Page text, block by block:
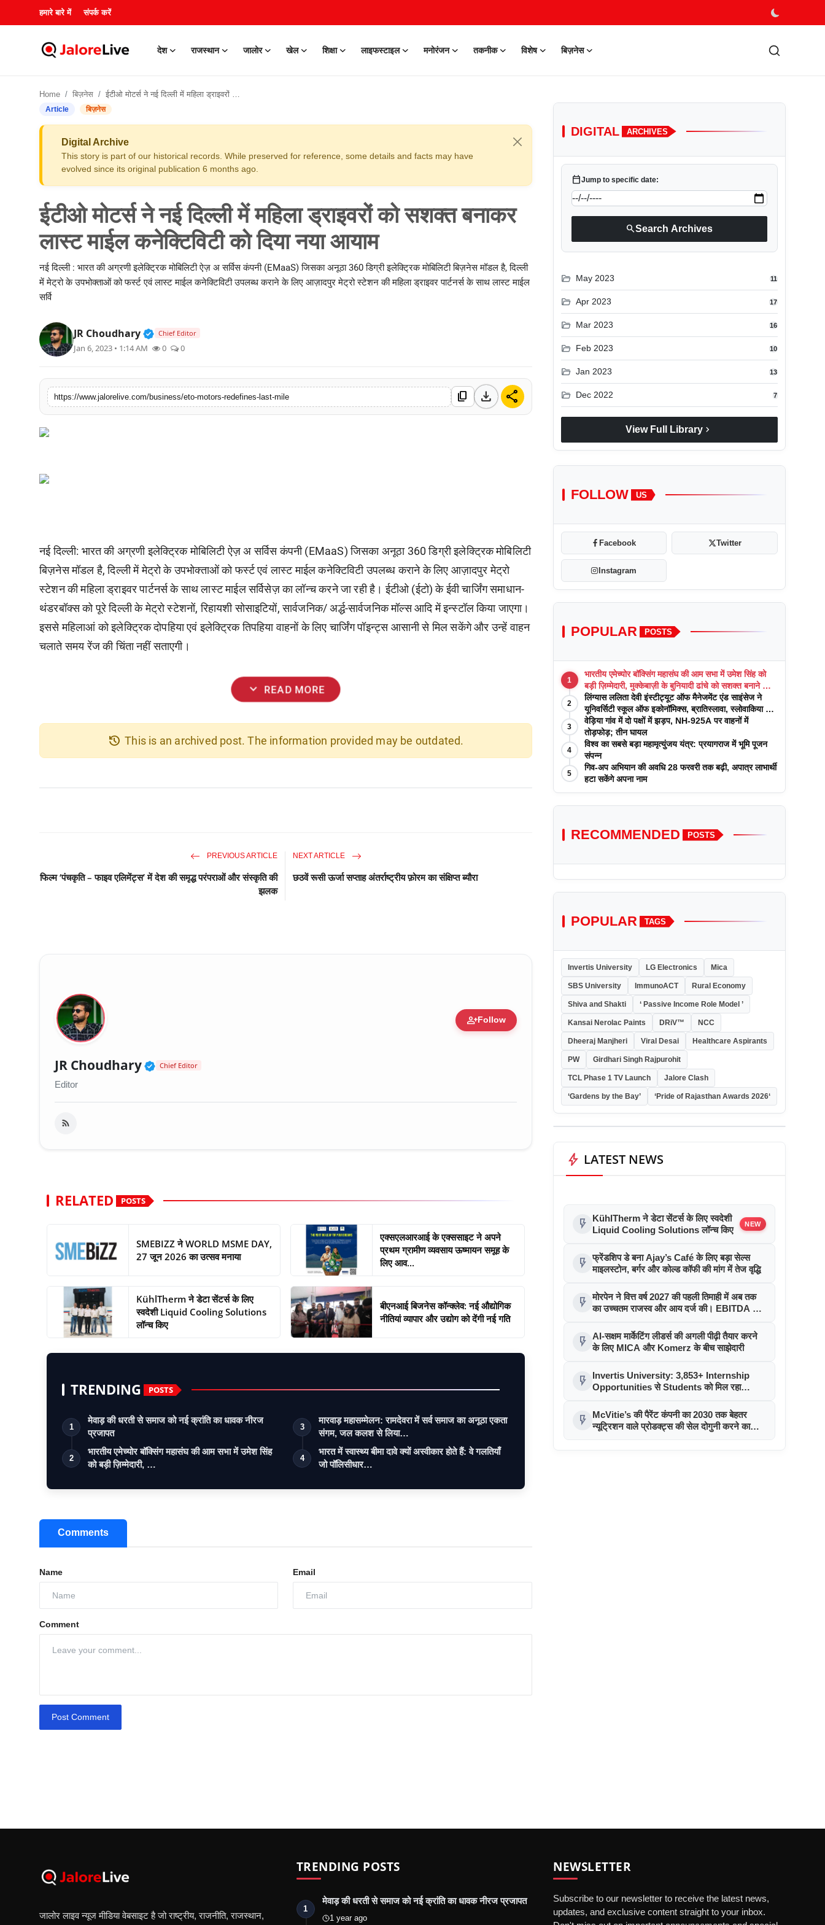
हमारे बारे में संपर्क करें
देश राजस्थान जालोर खेल शिक्षा लाइफस्टाइल मनोरंजन तकनीक विशेष बिज़नेस
लाइफस्टाइल
Home बिज़नेस ईटीओ मोटर्स ने नई दिल्ली में महिला ड्राइवरों को सशक्त बनाकर लास्ट माईल कनेक्टिविटी को दिया नया आयाम
Article बिज़नेस
Digital Archive
This story is part of our historical records. While preserved for reference, some details and facts may have
evolved since its original publication 6 months ago.
ईटीओ मोटर्स ने नई दिल्ली में महिला ड्राइवरों को सशक्त बनाकर
लास्ट माईल कनेक्टिविटी को दिया नया आयाम
नई दिल्ली : भारत की अग्रणी इलेक्ट्रिक मोबिलिटी ऐज़ अ सर्विस कंपनी (EMaaS) जिसका अनूठा 360 डिग्री इलेक्ट्रिक मोबिलिटी बिज़नेस मॉडल है, दिल्ली
में मेट्रो के उपभोक्ताओं को फर्स्ट एवं लास्ट माईल कनेक्टिविटी उपलब्ध कराने के लिए आज़ादपुर मेट्रो स्टेशन की महिला ड्राइवर पार्टनर्स के साथ लास्ट माईल
सर्वि
JR Choudhary Verified Public Figure • 30 Mar, 2026
Chief Editor
Jan 6, 2023 • 1:14 AM 0 0
https://www.jalorelive.com/business/eto-motors-redefines-last-mile content_copy download share
नई दिल्ली: भारत की अग्रणी इलेक्ट्रिक मोबिलिटी ऐज़ अ सर्विस कंपनी (EMaaS) जिसका अनूठा 360 डिग्री इलेक्ट्रिक मोबिलिटी
बिज़नेस मॉडल है, दिल्ली में मेट्रो के उपभोक्ताओं को फर्स्ट एवं लास्ट माईल कनेक्टिविटी उपलब्ध कराने के लिए आज़ादपुर मेट्रो
स्टेशन की महिला ड्राइवर पार्टनर्स के साथ लास्ट माईल सर्विसेज़ का लॉन्च करने जा रही है। ईटीओ (ईटो) के ईवी चार्जिंग समाधान-
थंडरबॉक्स को पूरे दिल्ली के मेट्रो स्टेशनों, रिहायशी सोसाइटियों, सार्वजनिक/ अर्द्ध-सार्वजनिक मॉल्स आदि में इन्स्टॉल किया जाएगा।
इससे महिलाआं को इलेक्ट्रिक दोपहिया एवं इलेक्ट्रिक तिपहिया वाहनों के लिए चार्जिंग पॉइन्ट्स आसानी से मिल सकेंगे और उन्हें वाहन
चलाते समय रेंज की चिंता नहीं सताएगी।
expand_more READ MORE
history This is an archived post. The information provided may be outdated.
PREVIOUS ARTICLE
फिल्म ‘पंचकृति – फाइव एलिमेंट्स’ में देश की समृद्ध परंपराओं और संस्कृति की
झलक
NEXT ARTICLE
छठवें रूसी ऊर्जा सप्ताह अंतर्राष्ट्रीय फ़ोरम का संक्षिप्त ब्यौरा
person_addFollow
JR Choudhary Verified Public Figure • 30 Mar, 2026
Chief Editor
Editor
RELATED POSTS
SMEBIZZ ने WORLD MSME DAY,
27 जून 2026 का उत्सव मनाया
एक्सएलआरआई के एक्ससाइट ने अपने
प्रथम ग्रामीण व्यवसाय ऊष्मायन समूह के
लिए आव...
KühlTherm ने डेटा सेंटर्स के लिए
स्वदेशी Liquid Cooling Solutions
लॉन्च किए
बीएनआई बिजनेस कॉन्क्लेव: नई औद्योगिक
नीतियां व्यापार और उद्योग को देंगी नई गति
TRENDING POSTS
1
मेवाड़ की धरती से समाज को नई क्रांति का धावक नीरज
प्रजापत
2
भारतीय एमेच्योर बॉक्सिंग महासंघ की आम सभा में उमेश सिंह
को बड़ी ज़िम्मेदारी, …
3
मारवाड़ महासम्मेलन: रामदेवरा में सर्व समाज का अनूठा एकता
संगम, जल कलश से लिया…
4
भारत में स्वास्थ्य बीमा दावे क्यों अस्वीकार होते हैं: वे गलतियाँ
जो पॉलिसीधार…
Comments
Name Email
Comment
Post Comment
DIGITAL ARCHIVES
calendar_todayJump to specific date:
searchSearch Archives
folder_open May 2023 11
folder_open Apr 2023 17
folder_open Mar 2023 16
folder_open Feb 2023 10
folder_open Jan 2023 13
folder_open Dec 2022 7
View Full Library chevron_right
FOLLOW US
Facebook Twitter
Instagram
POPULAR POSTS
1
भारतीय एमेच्योर बॉक्सिंग महासंघ की आम सभा में उमेश सिंह को
बड़ी ज़िम्मेदारी, मुक्केबाज़ी के बुनियादी ढांचे को सशक्त बनाने का
वादा
2
लिंग्यास ललिता देवी इंस्टीट्यूट ऑफ मैनेजमेंट एंड साइंसेज ने
यूनिवर्सिटी स्कूल ऑफ इकोनॉमिक्स, ब्रातिस्लावा, स्लोवाकिया के
साथ अकादमिक पत्रिकाओं में प्रकाशन रणनीतियों पर एक
दिवसीय कार्यशाला का आयोजन किया
3
वेड़िया गांव में दो पक्षों में झड़प, NH-925A पर वाहनों में
तोड़फोड़; तीन घायल
4
विश्व का सबसे बड़ा महामृत्युंजय यंत्र: प्रयागराज में भूमि पूजन
संपन्न
5
गिव-अप अभियान की अवधि 28 फरवरी तक बढ़ी, अपात्र लाभार्थी
हटा सकेंगे अपना नाम
RECOMMENDED POSTS
POPULAR TAGS
Invertis University LG Electronics Mica
SBS University ImmunoACT Rural Economy
Shiva and Shakti ‘ Passive Income Role Model ’
Kansai Nerolac Paints DRiV™ NCC
Dheeraj Manjheri Viral Desai Healthcare Aspirants
PW Girdhari Singh Rajpurohit
TCL Phase 1 TV Launch Jalore Clash
‘Gardens by the Bay’ ‘Pride of Rajasthan Awards 2026‘
bolt LATEST NEWS
flash_on
KühlTherm ने डेटा सेंटर्स के लिए स्वदेशी
Liquid Cooling Solutions लॉन्च किए
NEW
flash_on फ्रेंडशिप डे बना Ajay’s Café के लिए बड़ा सेल्स
माइलस्टोन, बर्गर और कोल्ड कॉफी की मांग में तेज वृद्धि
flash_on मोरपेन ने वित्त वर्ष 2027 की पहली तिमाही में अब तक
का उच्चतम राजस्व और आय दर्ज की। EBITDA में
कार्यक्रम ने पुरंतया व्यावसायीक चरण में प्रवेश किया
flash_on AI-सक्षम मार्केटिंग लीडर्स की अगली पीढ़ी तैयार करने
के लिए MICA और Komerz के बीच साझेदारी
flash_on
Invertis University: 3,853+ Internship
Opportunities से Students को मिल रहा
flash_on
McVitie’s की पैरेंट कंपनी का 2030 तक बेहतर
न्यूट्रिशन वाले प्रोडक्ट्स की सेल दोगुनी करने का
जालोर लाइव न्यूज मीडिया वेबसाइट है जो राष्ट्रीय, राजनीति, राजस्थान,
TRENDING POSTS
1
मेवाड़ की धरती से समाज को नई क्रांति का धावक नीरज प्रजापत
1 year ago
NEWSLETTER
Subscribe to our newsletter to receive the latest news,
updates, and exclusive content straight to your inbox.